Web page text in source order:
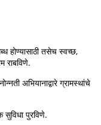
होण्यासाठी तसेच स्वच्छ,
राबविणे.
अभियानाद्वारे ग्रामस्थांचे
सुविधा पुरविणे.